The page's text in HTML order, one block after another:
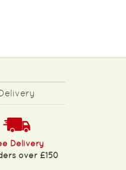
Delivery
over £150